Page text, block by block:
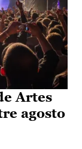
Artes
agosto